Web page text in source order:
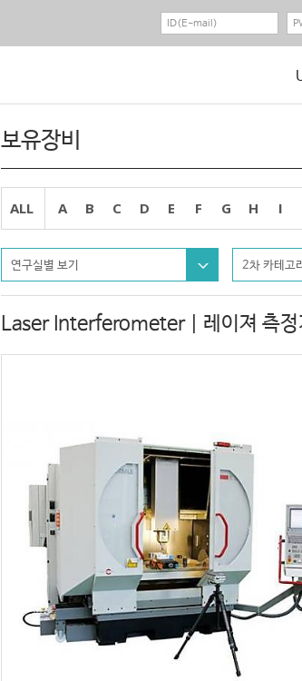
보유장비
ALL A B C D E F G H I
연구실별 보기 2차 카테고
Laser Interferometer | 레이져 측정